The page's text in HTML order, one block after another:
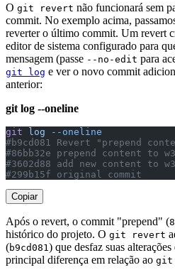
O git revert não funcionará sem
commit. No exemplo acima,
reverter o último commit. Um revert
editor de sistema configurado para
mensagem (passe --no-edit para
git log e ver o novo commit
anterior:
git log --oneline
git log --oneline
#b9cd081 Revert "prepend
#86bb32e prepend content to
#3602d88 add new content to
#299b15f original commit
Copiar
Após o revert, o commit "prepend" (
histórico do projeto. O git revert
(b9cd081 ) que desfaz suas
principal diferença em relação ao git